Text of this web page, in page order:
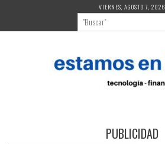
contenido
VIERNES, AGOSTO 7, 2026
PUBLICIDAD